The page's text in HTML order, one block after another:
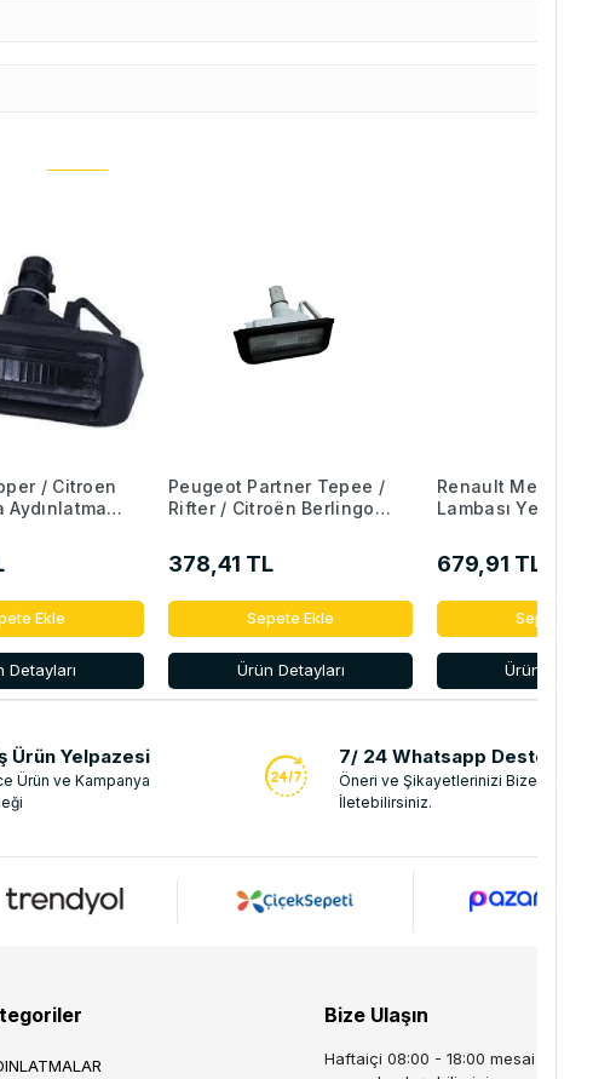
/ Citroen
Aydınlatma
Ekle
Detayları
Peugeot Partner Tepee /
Rifter / Citroën Berlingo
6340.G7
378,41 TL
Sepete Ekle
Ürün Detayları
Renault Megane
Lambası Yeni
679,91 TL
Sepete
Ürün
Ürün Yelpazesi
Ürün ve Kampanya
7/ 24 Whatsapp Destek
Öneri ve Şikayetlerinizi Bize
İletebilirsiniz.
Bize Ulaşın
Haftaiçi 08:00 - 18:00 mesai